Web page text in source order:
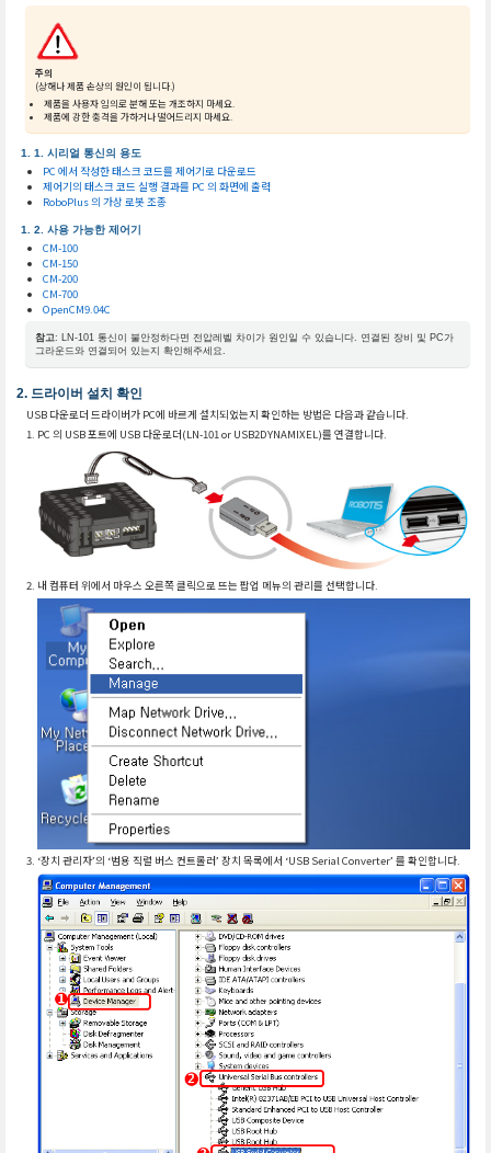
주의
(상해나 제품 손상의 원인이 됩니다.)
제품을 사용자 임의로 분해 또는 개조하지 마세요.
제품에 강한 충격을 가하거나 떨어드리지 마세요.
시리얼 통신의 용도
PC 에서 작성한 태스크 코드를 제어기로 다운로드
제어기의 태스크 코드 실행 결과를 PC 의 화면에 출력
RoboPlus 의 가상 로봇 조종
사용 가능한 제어기
CM-100
CM-150
CM-200
CM-700
OpenCM9.04C
참고: LN-101 통신이 불안정하다면 전압레벨 차이가 원인일 수 있습니다. 연결된 장비 및 PC가
그라운드와 연결되어 있는지 확인해주세요.
드라이버 설치 확인
USB 다운로더 드라이버가 PC에 바르게 설치되었는지 확인하는 방법은 다음과 같습니다.
PC 의 USB 포트에 USB 다운로더(LN-101 or USB2DYNAMIXEL)를 연결합니다.
내 컴퓨터 위에서 마우스 오른쪽 클릭으로 뜨는 팝업 메뉴의 관리를 선택합니다.
‘장치 관리자’의 ‘범용 직렬 버스 컨트롤러’ 장치 목록에서 ‘USB Serial Converter’ 를 확인합니다.